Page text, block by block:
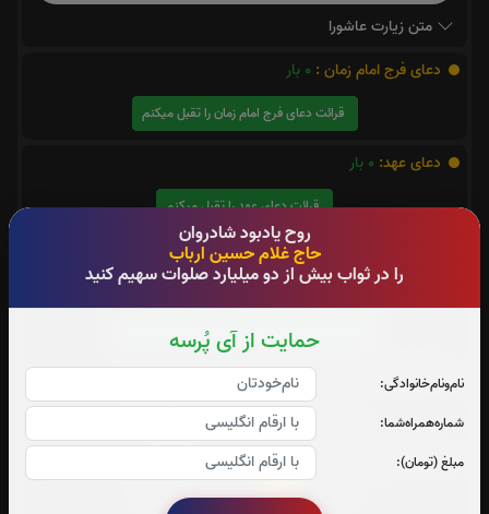
روح یادبود شادروان
حاج غلام حسین ارباب
را در ثواب بیش از دو میلیارد صلوات سهیم کنید
حمایت از آی پُرسه
نام‌و‌نام‌خانوادگی:
شماره‌همراه‌شما:
مبلغ (تومان):
متن زیارت عاشورا
دعای فرج امام زمان : 0 بار
قرائت دعای فرج امام زمان را تقبل میکنم
دعای عهد: 0 بار
قرائت دعای عهد را تقبل میکنم
صلوات خاصه امام رضا(ع): 0بار
متن صلوات خاصه امام رضا(ع)
تعداد دفعات ختم قران:
جهت تسریع در ختم قرآن کریم پیشنهاد میشود حضرتعالی جزء
2 را قرائت بفرمایید